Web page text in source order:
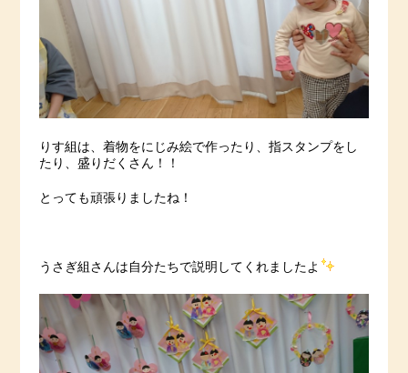
りす組は、着物をにじみ絵で作ったり、指スタンプをし
たり、盛りだくさん！！
とっても頑張りましたね！
うさぎ組さんは自分たちで説明してくれましたよ